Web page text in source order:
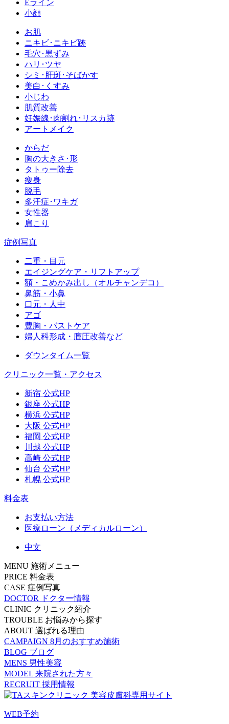
Eライン
小顔
お肌
ニキビ･ニキビ跡
毛穴･黒ずみ
ハリ･ツヤ
シミ･肝斑･そばかす
美白･くすみ
小じわ
肌質改善
妊娠線･肉割れ･リスカ跡
アートメイク
からだ
胸の大きさ･形
タトゥー除去
痩身
脱毛
多汗症･ワキガ
女性器
肩こり
症例写真
二重・目元
エイジングケア・リフトアップ
額・こめかみ出し（オルチャンデコ）
鼻筋・小鼻
口元・人中
アゴ
豊胸・バストケア
婦人科形成・膣圧改善など
ダウンタイム一覧
クリニック一覧・アクセス
新宿 公式HP
銀座 公式HP
横浜 公式HP
大阪 公式HP
福岡 公式HP
川越 公式HP
高崎 公式HP
仙台 公式HP
札幌 公式HP
料金表
お支払い方法
医療ローン（メディカルローン）
中文
MENU 施術メニュー
PRICE 料金表
CASE 症例写真
DOCTOR
ドクター情報
CLINIC クリニック紹介
TROUBLE お悩みから探す
ABOUT 選ばれる理由
CAMPAIGN 8月のおすすめ施術
BLOG ブログ
MENS 男性美容
MODEL 来院された方々
RECRUIT 採用情報
WEB予約